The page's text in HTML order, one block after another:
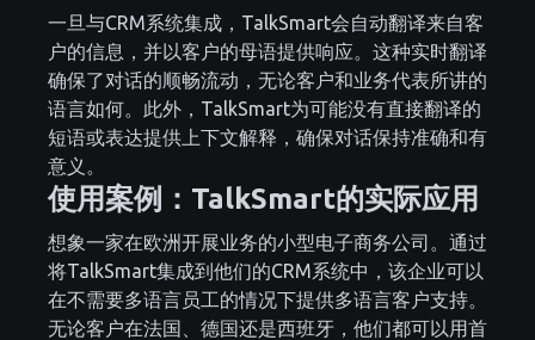
一旦与CRM系统集成，TalkSmart会自动翻译来自客
户的信息，并以客户的母语提供响应。这种实时翻译
确保了对话的顺畅流动，无论客户和业务代表所讲的
语言如何。此外，TalkSmart为可能没有直接翻译的
短语或表达提供上下文解释，确保对话保持准确和有
意义。
使用案例：TalkSmart的实际应用
想象一家在欧洲开展业务的小型电子商务公司。通过
将TalkSmart集成到他们的CRM系统中，该企业可以
在不需要多语言员工的情况下提供多语言客户支持。
无论客户在法国、德国还是西班牙，他们都可以用首